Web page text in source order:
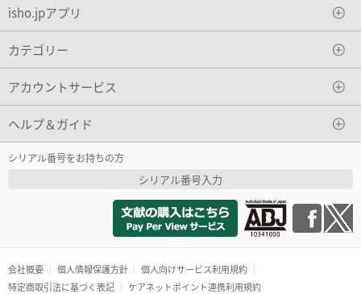
isho.jpアプリ
カテゴリー
アカウントサービス
ヘルプ＆ガイド
シリアル番号をお持ちの方
シリアル番号入力
会社概要 個人情報保護方針
個人向けサービス利用規約
特定商取引法に基づく表記
ケアネットポイント連携利用規約